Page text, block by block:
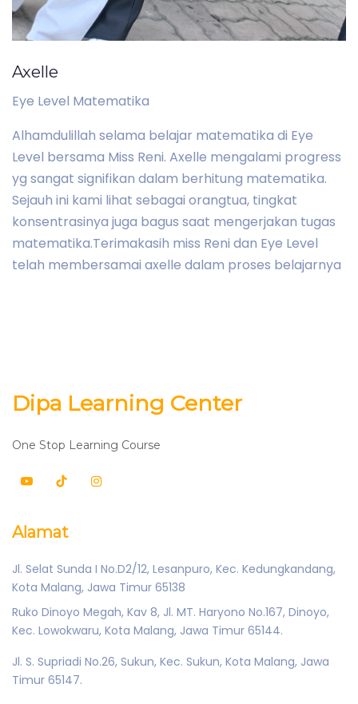
Axelle
Eye Level Matematika
Alhamdulillah selama belajar matematika di Eye
Level bersama Miss Reni. Axelle mengalami progress
yg sangat signifikan dalam berhitung matematika.
Sejauh ini kami lihat sebagai orangtua, tingkat
konsentrasinya juga bagus saat mengerjakan tugas
matematika.Terimakasih miss Reni dan Eye Level
telah membersamai axelle dalam proses belajarnya
Dipa Learning Center
One Stop Learning Course
Alamat
Jl. Selat Sunda I No.D2/12, Lesanpuro, Kec. Kedungkandang,
Kota Malang, Jawa Timur 65138
Ruko Dinoyo Megah, Kav 8, Jl. MT. Haryono No.167, Dinoyo,
Kec. Lowokwaru, Kota Malang, Jawa Timur 65144.
Jl. S. Supriadi No.26, Sukun, Kec. Sukun, Kota Malang, Jawa
Timur 65147.